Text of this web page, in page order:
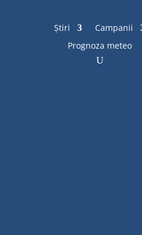
Știri
Campanii
Prognoza meteo